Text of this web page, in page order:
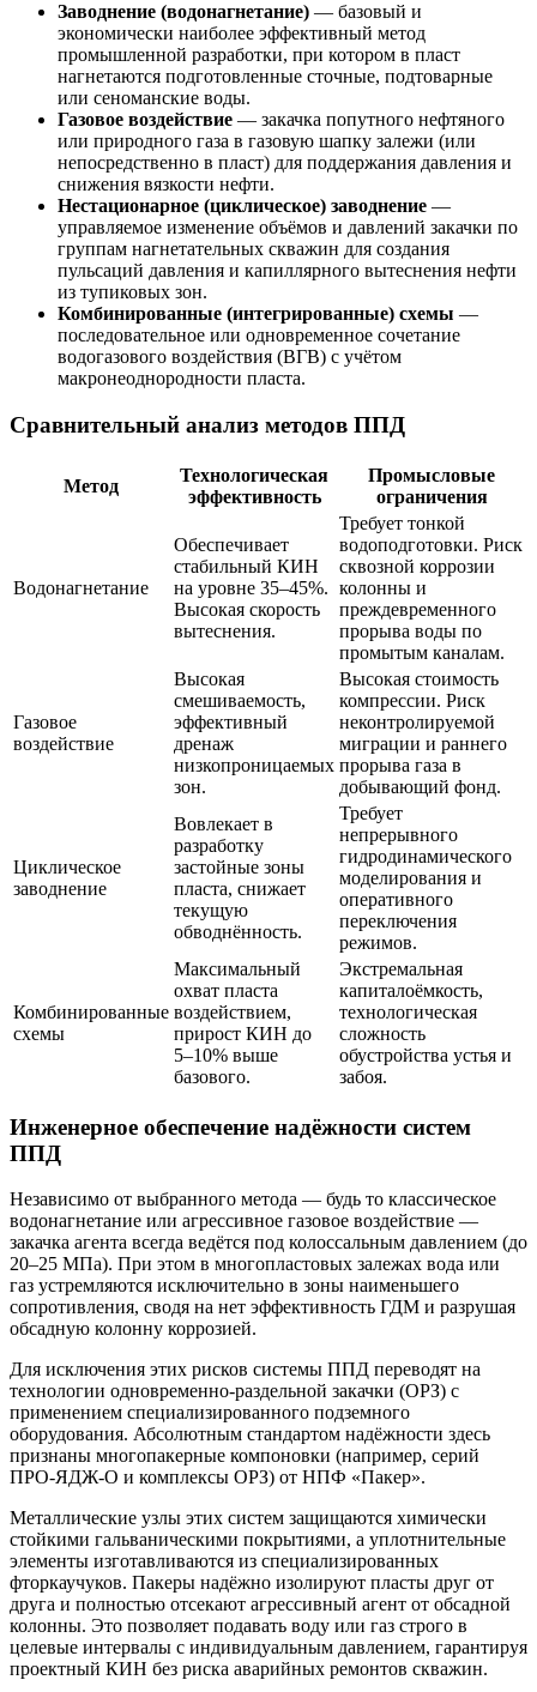
Заводнение (водонагнетание) — базовый и
экономически наиболее эффективный метод
промышленной разработки, при котором в пласт
нагнетаются подготовленные сточные, подтоварные
или сеноманские воды.
Газовое воздействие — закачка попутного нефтяного
или природного газа в газовую шапку залежи (или
непосредственно в пласт) для поддержания давления и
снижения вязкости нефти.
Нестационарное (циклическое) заводнение —
управляемое изменение объёмов и давлений закачки по
группам нагнетательных скважин для создания
пульсаций давления и капиллярного вытеснения нефти
из тупиковых зон.
Комбинированные (интегрированные) схемы —
последовательное или одновременное сочетание
водогазового воздействия (ВГВ) с учётом
макронеоднородности пласта.
Сравнительный анализ методов ППД
Метод
Технологическая
эффективность
Промысловые
ограничения
Водонагнетание
Обеспечивает
стабильный КИН
на уровне 35–45%.
Высокая скорость
вытеснения.
Требует тонкой
водоподготовки. Риск
сквозной коррозии
колонны и
преждевременного
прорыва воды по
промытым каналам.
Газовое
воздействие
Высокая
смешиваемость,
эффективный
дренаж
низкопроницаемых
зон.
Высокая стоимость
компрессии. Риск
неконтролируемой
миграции и раннего
прорыва газа в
добывающий фонд.
Циклическое
заводнение
Вовлекает в
разработку
застойные зоны
пласта, снижает
текущую
обводнённость.
Требует
непрерывного
гидродинамического
моделирования и
оперативного
переключения
режимов.
Комбинированные
схемы
Максимальный
охват пласта
воздействием,
прирост КИН до
5–10% выше
базового.
Экстремальная
капиталоёмкость,
технологическая
сложность
обустройства устья и
забоя.
Инженерное обеспечение надёжности систем
ППД
Независимо от выбранного метода — будь то классическое
водонагнетание или агрессивное газовое воздействие —
закачка агента всегда ведётся под колоссальным давлением (до
20–25 МПа). При этом в многопластовых залежах вода или
газ устремляются исключительно в зоны наименьшего
сопротивления, сводя на нет эффективность ГДМ и разрушая
обсадную колонну коррозией.
Для исключения этих рисков системы ППД переводят на
технологии одновременно-раздельной закачки (ОРЗ) с
применением специализированного подземного
оборудования. Абсолютным стандартом надёжности здесь
признаны многопакерные компоновки (например, серий
ПРО-ЯДЖ-О и комплексы ОРЗ) от НПФ «Пакер».
Металлические узлы этих систем защищаются химически
стойкими гальваническими покрытиями, а уплотнительные
элементы изготавливаются из специализированных
фторкаучуков. Пакеры надёжно изолируют пласты друг от
друга и полностью отсекают агрессивный агент от обсадной
колонны. Это позволяет подавать воду или газ строго в
целевые интервалы с индивидуальным давлением, гарантируя
проектный КИН без риска аварийных ремонтов скважин.